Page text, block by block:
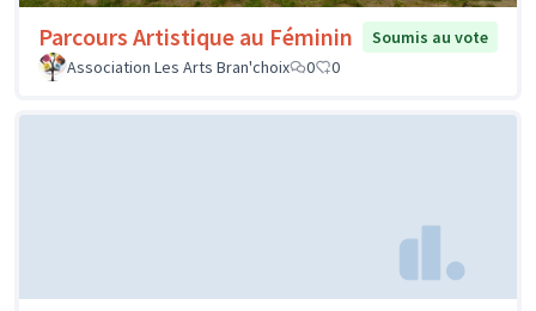
Parcours Artistique au Féminin
Soumis au vote
Association Les Arts Bran'choix
0 0